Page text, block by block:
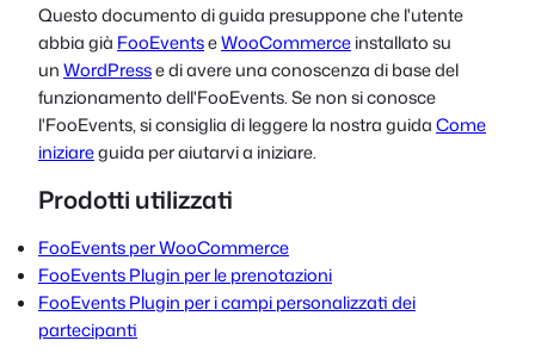
Questo documento di guida presuppone che l'utente
abbia già FooEventseWooCommerceinstallato su
unWordPresse di avere una conoscenza di base del
funzionamento dell'FooEvents. Se non si conosce
l'FooEvents, si consiglia di leggere la nostra guidaCome
iniziareguida per aiutarvi a iniziare.
Prodotti utilizzati
FooEvents per WooCommerce
FooEvents Plugin per le prenotazioni
FooEvents Plugin per i campi personalizzati dei
partecipanti